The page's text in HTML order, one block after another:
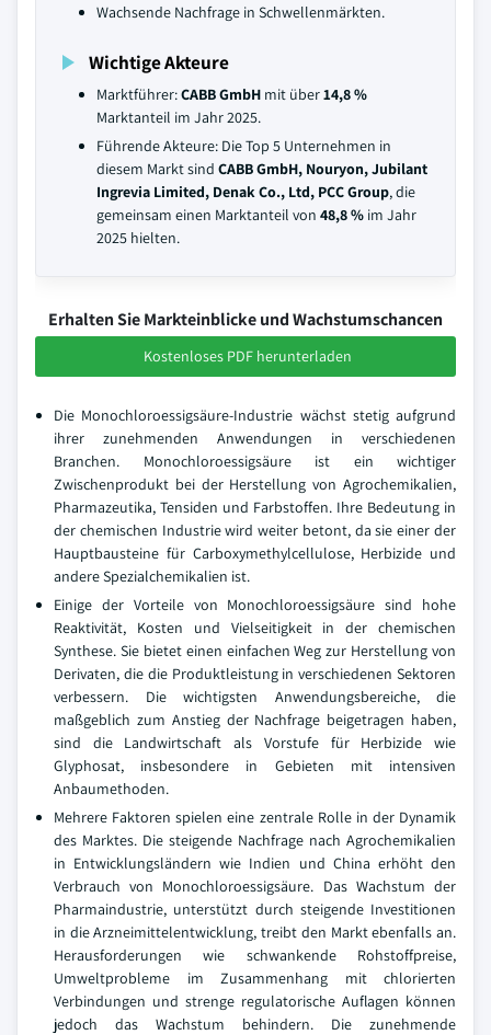
Wachsende Nachfrage in Schwellenmärkten.
Wichtige Akteure
Marktführer:CABB GmbH mit über14,8 %
Marktanteil im Jahr 2025.
Führende Akteure: Die Top 5 Unternehmen in
diesem Markt sind CABB GmbH, Nouryon, Jubilant
Ingrevia Limited, Denak Co., Ltd, PCC Group, die
gemeinsam einen Marktanteil von 48,8 % im Jahr
2025 hielten.
Erhalten Sie Markteinblicke und Wachstumschancen
Kostenloses PDF herunterladen
Die Monochloroessigsäure-Industrie wächst stetig aufgrund
ihrer zunehmenden Anwendungen in verschiedenen
Branchen. Monochloroessigsäure ist ein wichtiger
Zwischenprodukt bei der Herstellung von Agrochemikalien,
Pharmazeutika, Tensiden und Farbstoffen. Ihre Bedeutung in
der chemischen Industrie wird weiter betont, da sie einer der
Hauptbausteine für Carboxymethylcellulose, Herbizide und
andere Spezialchemikalien ist.
Einige der Vorteile von Monochloroessigsäure sind hohe
Reaktivität, Kosten und Vielseitigkeit in der chemischen
Synthese. Sie bietet einen einfachen Weg zur Herstellung von
Derivaten, die die Produktleistung in verschiedenen Sektoren
verbessern. Die wichtigsten Anwendungsbereiche, die
maßgeblich zum Anstieg der Nachfrage beigetragen haben,
sind die Landwirtschaft als Vorstufe für Herbizide wie
Glyphosat, insbesondere in Gebieten mit intensiven
Anbaumethoden.
Mehrere Faktoren spielen eine zentrale Rolle in der Dynamik
des Marktes. Die steigende Nachfrage nach Agrochemikalien
in Entwicklungsländern wie Indien und China erhöht den
Verbrauch von Monochloroessigsäure. Das Wachstum der
Pharmaindustrie, unterstützt durch steigende Investitionen
in die Arzneimittelentwicklung, treibt den Markt ebenfalls an.
Herausforderungen wie schwankende Rohstoffpreise,
Umweltprobleme im Zusammenhang mit chlorierten
Verbindungen und strenge regulatorische Auflagen können
jedoch das Wachstum behindern. Die zunehmende